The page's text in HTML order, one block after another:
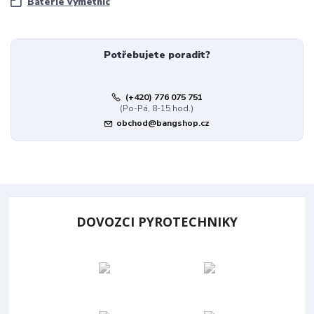
Potřebujete poradit?
(+420) 776 075 751
(Po-Pá, 8-15 hod.)
obchod@bangshop.cz
DOVOZCI PYROTECHNIKY